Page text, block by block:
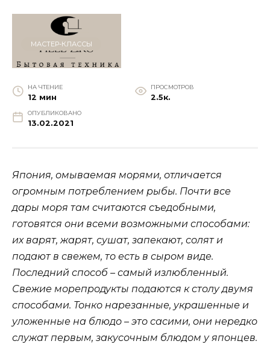
МАСТЕР-КЛАССЫ
НА ЧТЕНИЕ
12 мин
ПРОСМОТРОВ
2.5к.
ОПУБЛИКОВАНО
13.02.2021
Япония, омываемая морями, отличается
огромным потреблением рыбы. Почти все
дары моря там считаются съедобными,
готовятся они всеми возможными способами:
их варят, жарят, сушат, запекают, солят и
подают в свежем, то есть в сыром виде.
Последний способ – самый излюбленный.
Свежие морепродукты подаются к столу двумя
способами. Тонко нарезанные, украшенные и
уложенные на блюдо – это сасими, они нередко
служат первым, закусочным блюдом у японцев.